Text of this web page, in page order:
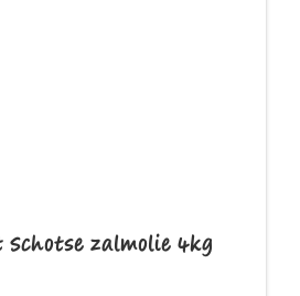
Schotse zalmolie 4kg